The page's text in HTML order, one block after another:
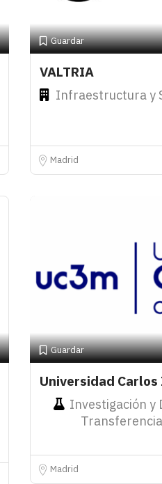
Guardar
VALTRIA
Infraestructura y
Madrid
Guardar
Universidad
Investigación y
Madrid